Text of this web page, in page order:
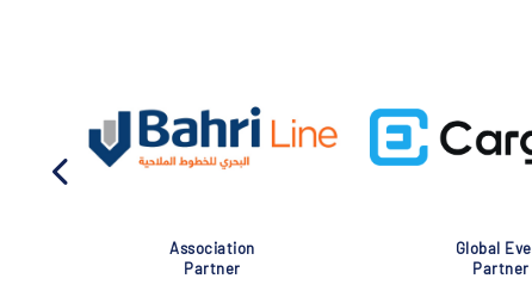
Association
Partner
Global
Partner